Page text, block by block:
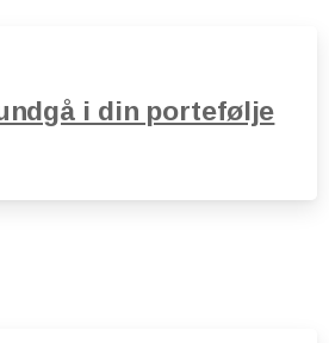
i din portefølje